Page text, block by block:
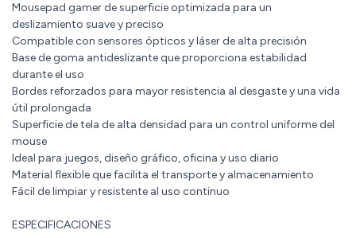
Mousepad gamer de superficie optimizada para un
deslizamiento suave y preciso
Compatible con sensores ópticos y láser de alta precisión
Base de goma antideslizante que proporciona estabilidad
durante el uso
Bordes reforzados para mayor resistencia al desgaste y una vida
útil prolongada
Superficie de tela de alta densidad para un control uniforme del
mouse
Ideal para juegos, diseño gráfico, oficina y uso diario
Material flexible que facilita el transporte y almacenamiento
Fácil de limpiar y resistente al uso continuo
ESPECIFICACIONES